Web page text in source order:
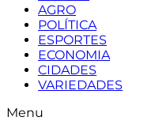
AGRO
POLÍTICA
ESPORTES
ECONOMIA
CIDADES
VARIEDADES
Menu